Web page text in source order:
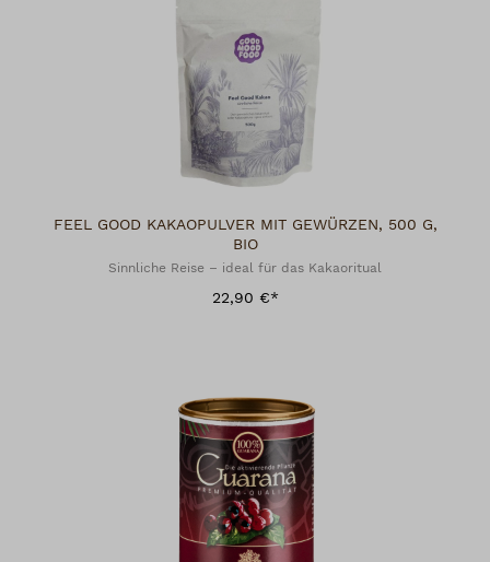
FEEL GOOD KAKAOPULVER MIT GEWÜRZEN, 500 G,
BIO
Sinnliche Reise – ideal für das Kakaoritual
22,90 €*